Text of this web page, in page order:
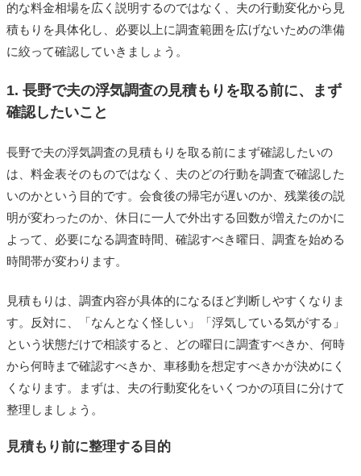
的な料金相場を広く説明するのではなく、夫の行動変化から見
積もりを具体化し、必要以上に調査範囲を広げないための準備
に絞って確認していきましょう。
1. 長野で夫の浮気調査の見積もりを取る前に、まず
確認したいこと
長野で夫の浮気調査の見積もりを取る前にまず確認したいの
は、料金表そのものではなく、夫のどの行動を調査で確認した
いのかという目的です。会食後の帰宅が遅いのか、残業後の説
明が変わったのか、休日に一人で外出する回数が増えたのかに
よって、必要になる調査時間、確認すべき曜日、調査を始める
時間帯が変わります。
見積もりは、調査内容が具体的になるほど判断しやすくなりま
す。反対に、「なんとなく怪しい」「浮気している気がする」
という状態だけで相談すると、どの曜日に調査すべきか、何時
から何時まで確認すべきか、車移動を想定すべきかが決めにく
くなります。まずは、夫の行動変化をいくつかの項目に分けて
整理しましょう。
見積もり前に整理する目的